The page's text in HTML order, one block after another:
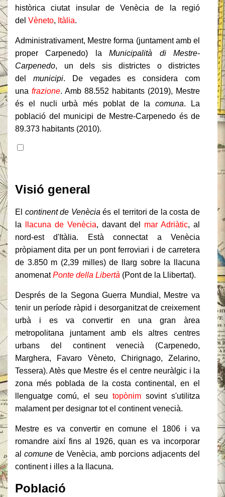
històrica ciutat insular de Venècia de la regió
del Vèneto, Itàlia.
Administrativament, Mestre forma (juntament amb el
proper Carpenedo) laMunicipalità di Mestre-
Carpenedo, un dels sis districtes o districtes
del municipi. De vegades es considera com
una frazione. Amb 88.552 habitants (2019), Mestre
és el nucli urbà més poblat de lacomuna. La
població del municipi de Mestre-Carpenedo és de
89.373 habitants (2010).
Visió general
El continent de Venècia és el territori de la costa de
la
llacuna de Venècia, davant del mar Adriàtic, al
nord-est d'Itàlia. Està connectat a Venècia
pròpiament dita per un pont ferroviari i de carretera
de 3.850 m (2,39 milles) de llarg sobre la llacuna
anomenatPonte della Libertà (Pont de la Llibertat).
Després de la Segona Guerra Mundial, Mestre va
tenir un període ràpid i desorganitzat de creixement
urbà i es va convertir en una gran àrea
metropolitana juntament amb els altres centres
urbans del continent venecià (Carpenedo,
Marghera, Favaro Vèneto, Chirignago, Zelarino,
Tessera). Atès que Mestre és el centre neuràlgic i la
zona més poblada de la costa continental, en el
llenguatge comú, el seu topònimsovint s'utilitza
malament per designar tot el continent venecià.
Mestre es va convertir en comune el 1806 i va
romandre així fins al 1926, quan es va incorporar
al comune de Venècia, amb porcions adjacents del
continent i illes a la llacuna.
Població